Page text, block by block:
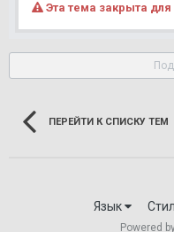
Эта тема закрыта
ПЕРЕЙТИ К СПИСКУ ТЕМ
Язык
Powered